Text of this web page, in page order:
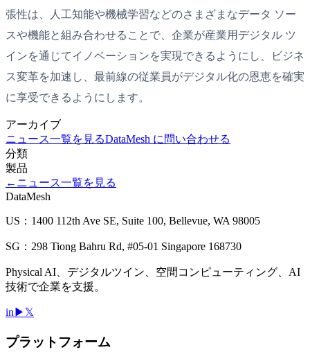
張性は、人工知能や機械学習などのさまざまなデータ ソー
スや機能と組み合わせることで、企業が産業用デジタル ツ
インを通じてイノベーションを実現できるようにし、ビジネ
ス変革を加速し、最前線の従業員がデジタル化の恩恵を確実
に享受できるようにします。
アーカイブ
ニュース一覧を見るDataMesh に問い合わせる
分類
製品
← ニュース一覧を見る
DataMesh
US：1400 112th Ave SE, Suite 100, Bellevue, WA 98005
SG：298 Tiong Bahru Rd, #05-01 Singapore 168730
Physical AI、デジタルツイン、空間コンピューティング、AI
技術で企業を支援。
in ▶ 𝕏
プラットフォーム